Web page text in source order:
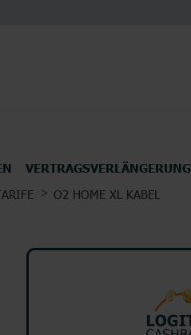
VERTRAGSVERLÄNGERUNG
O2 HOME XL KABEL